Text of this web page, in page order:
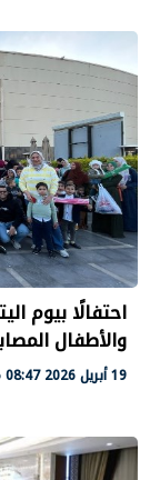
احتفالًا بيوم
والأطفال
19 أبريل 2026 08:47 م